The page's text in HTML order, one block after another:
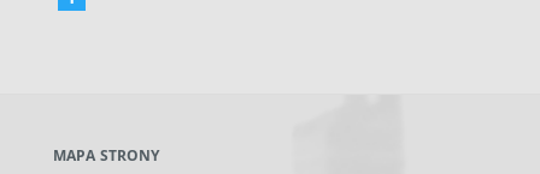
karcie
MAPA STRONY